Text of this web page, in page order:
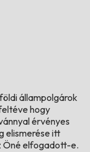
állampolgárok
hogy
érvényes
elismerése itt
Öné elfogadott-e.